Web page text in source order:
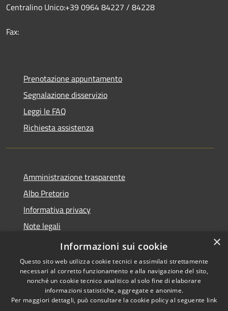
Centralino Unico:+39 0964 84227 / 84228
Fax:
Prenotazione appuntamento
Segnalazione disservizio
Leggi le FAQ
Richiesta assistenza
Amministrazione trasparente
Albo Pretorio
Informativa privacy
Note legali
Dichiarazione di accessibilità
Accessibilità
Copyright © 2026 • Comune di
Roccella Jonica • Powered by
×
Informazioni sui cookie
Questo sito web utilizza cookie tecnici e assimilati strettamente
necessari al corretto funzionamento e alla navigazione del sito,
nonché un cookie tecnico analitico al solo fine di elaborare
informazioni statistiche, aggregate e anonime.
Per maggiori dettagli, può consultare la cookie policy al seguente link